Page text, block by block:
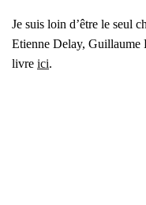
Je suis loin d’être le seul
Etienne Delay, Guillaume
livre ici.